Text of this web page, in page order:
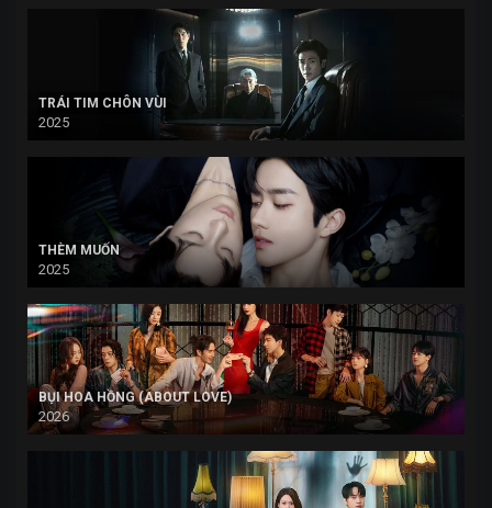
TRÁI TIM CHÔN VÙI
2025
THÈM MUỐN
2025
BỤI HOA HỒNG (ABOUT LOVE)
2026